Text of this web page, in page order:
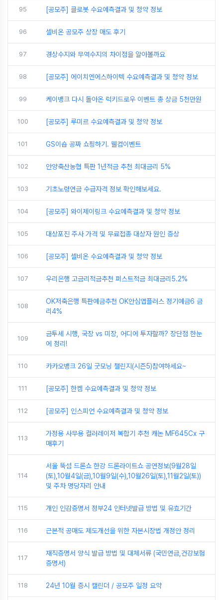
95 [공모주] 클로봇 수요예측결과 및 청약 정보
96 셀비온 공모주 상장 매도 후기
97 경상수지와 무역수지의 차이점을 알아볼까요
98 [공모주] 에이치엔에스하이텍 수요예측결과 및 청약 정보
99 케이뱅크 다시 돌아온 럭키드로우 이벤트 총 상금 5천만원
100 [공모주] 루미르 수요예측결과 및 청약 정보
101 GS이숍 공짜 쇼핑하기. 웰컴이벤트
102 안양축산농협 특판 1년적금 추천 최대금리 5%
103 기초노령연금 수급자격 정보 확인해보세요.
104 [공모주] 와이제이링크 수요예측결과 및 청약 정보
105 대상포진 주사 가격 및 무료접종 대상자 원인 증상
106 [공모주] 셀비온 수요예측결과 및 청약 정보
107 우리은행 고금리적금추천 퍼스트적금 최대금리5.2%
108
OK저축은행 특판예금추천 OK안심앱플러스 정기예금6 금
리4%
109
금투세 시행, 국장 vs 미장, 어디에 투자할까? 장단점 한눈
에 정리!
110 카카오뱅크 26일 굿모닝 챌린지(시즌5)참여하세요~
111 [공모주] 한켐 수요예측결과 및 청약 정보
112 [공모주] 인스피언 수요예측결과 및 청약 정보
113
가정용 사무용 컬러레이저 복합기 추천 캐논 MF645Cx 구
매후기
114
서울 뚝섬 드론쇼 한강 드론라이트쇼 공연정보(9월28일
(토),10월4일(금),10월9일(수),10월26일(토),11월2일(토))
및 주차 명당자리 안내
115 개인 인감증명서 정부24 인터넷발급 방법 및 유효기간
116 근본적 공매도 제도개선을 위한 자본시장법 개정안 정리
117
재직증명서 양식 발급 방법 및 대체서류 (국민연금,건강보험
증명서)
118 24년 10월 증시 캘린더 / 공모주 일정 요약